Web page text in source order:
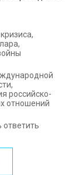
российско-
отношений